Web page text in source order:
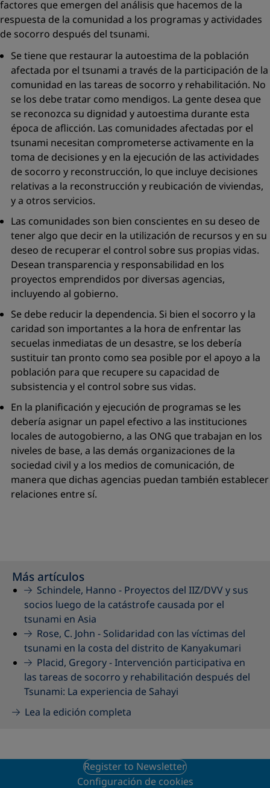
factores que emergen del análisis que hacemos de la
respuesta de la comunidad a los programas y actividades
de socorro después del tsunami.
Se tiene que restaurar la autoestima de la población
afectada por el tsunami a través de la participación de la
comunidad en las tareas de socorro y rehabilitación. No
se los debe tratar como mendigos. La gente desea que
se reconozca su dignidad y autoestima durante esta
época de aflicción. Las comunidades afectadas por el
tsunami necesitan comprometerse activamente en la
toma de decisiones y en la ejecución de las actividades
de socorro y reconstrucción, lo que incluye decisiones
relativas a la reconstrucción y reubicación de viviendas,
y a otros servicios.
Las comunidades son bien conscientes en su deseo de
tener algo que decir en la utilización de recursos y en su
deseo de recuperar el control sobre sus propias vidas.
Desean transparencia y responsabilidad en los
proyectos emprendidos por diversas agencias,
incluyendo al gobierno.
Se debe reducir la dependencia. Si bien el socorro y la
caridad son importantes a la hora de enfrentar las
secuelas inmediatas de un desastre, se los debería
sustituir tan pronto como sea posible por el apoyo a la
población para que recupere su capacidad de
subsistencia y el control sobre sus vidas.
En la planificación y ejecución de programas se les
debería asignar un papel efectivo a las instituciones
locales de autogobierno, a las ONG que trabajan en los
niveles de base, a las demás organizaciones de la
sociedad civil y a los medios de comunicación, de
manera que dichas agencias puedan también establecer
relaciones entre sí.
Más artículos
Schindele, Hanno - Proyectos del IIZ/DVV y sus
socios luego de la catástrofe causada por el
tsunami en Asia
Rose, C. John - Solidaridad con las víctimas del
tsunami en la costa del distrito de Kanyakumari
Placid, Gregory -Intervención participativa en
las tareas de socorro y rehabilitación después del
Tsunami: La experiencia de Sahayi
Lea la edición completa
Register to Newsletter
Configuración de cookies